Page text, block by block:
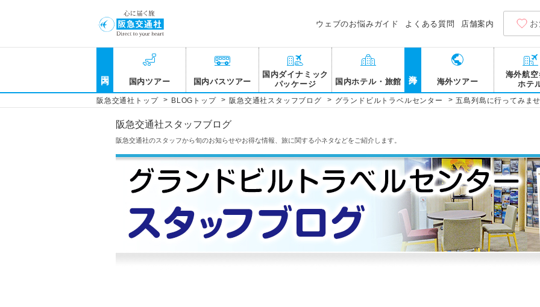
ウェブのお悩みガイド よくある質問 店舗案内
国内ツアー 国内バスツアー
国内ダイナミック
パッケージ
国内ホテル・旅館 海外ツアー
海外航空
ホテ
阪急交通社トップ > BLOGトップ > 阪急交通社スタッフブログ > グランドビルトラベルセンター > 五島列島に行ってみま
阪急交通社スタッフブログ
阪急交通社のスタッフから旬のお知らせやお得な情報、旅に関する小ネタなどをご紹介します。